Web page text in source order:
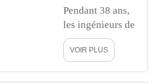
Pendant 38 ans,
les ingénieurs de
votre fournisseur
de bras de
VOIR PLUS